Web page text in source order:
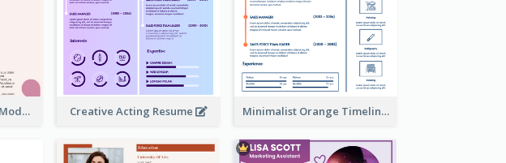
Distinguished Purple Modern Resume Creative Acting Resume Minimalist Orange Timeline Modern Resume